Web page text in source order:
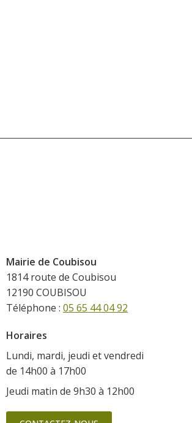
Mairie de Coubisou
1814 route de Coubisou
12190 COUBISOU
Téléphone : 05 65 44 04 92
Horaires
Lundi, mardi, jeudi et vendredi
de 14h00 à 17h00
Jeudi matin de 9h30 à 12h00